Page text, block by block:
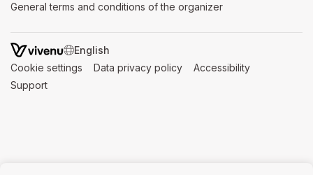
General terms and conditions of the organizer
SWITCH LANGUAGE
Cookie settings (opens in a new tab)
Data privacy policy (opens in a new tab)
Accessibility
Support